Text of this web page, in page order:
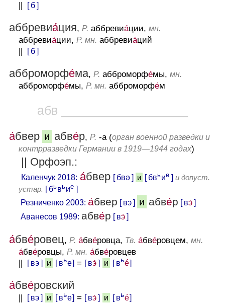
[ б ]
аббревиа́ция, Р. аббревиа́ции, мн.
аббревиа́ции, Р. мн. аббревиа́ций
[ б ]
абброморфе́ма, Р. абброморфе́мы, мн.
абброморфе́мы, Р. мн. абброморфе́м
абв __________________
а́бвер и абве́р, Р. -а (орган военной разведки и
контрразведки Германии в 1919—1944 годах)
|| Орфоэп.:
Каленчук 2018: а́бвер [ бвǝ ] и [ бвьие ] и допуст.
устар. [ бьвьие ]
Резниченко 2003: а́бвер [ вэ ] и абве́р [ вэ́]
Аванесов 1989: абве́р [ вэ́]
а́бве́ровец, Р. а́бве́ровца, Тв. а́бве́ровцем, мн.
а́бве́ровцы, Р. мн. а́бве́ровцев
[ вэ ] и [ вье ] = [ вэ́] и [ вьé]
а́бве́ровский
[ вэ ] и [ вье ] = [ вэ́] и [ вьé]